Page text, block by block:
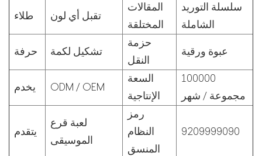
طلاء تقبل أي لون
المقالات
المختلقة
سلسلة التوريد
الشاملة
حرفة تشكيل لكمة
حزمة
النقل
عبوة ورقية
يخدم ODM / OEM
السعة
الإنتاجية
100000
مجموعة / شهر
يتقدم
لعبة قرع
الموسيقى
رمز
النظام
المنسق
9209999090